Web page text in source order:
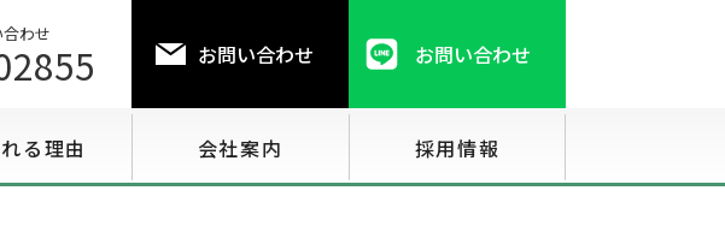
わせ
お問い合わせ お問い合わせ
る理由 会社案内 採用情報